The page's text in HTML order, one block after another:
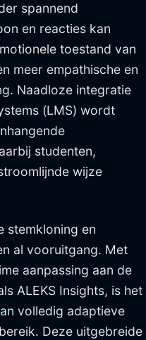
spannend
en reacties kan
toestand van
meer empathische en
Naadloze integratie
(LMS) wordt
studenten,
wijze
stemkloning en
al vooruitgang. Met
aanpassing aan de
ALEKS Insights, is het
volledig adaptieve
Deze uitgebreide